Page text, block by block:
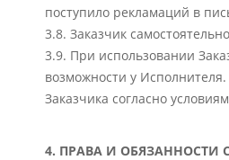
поступило рекламаций в
3.8. Заказчик
3.9. При использовании
возможности у
Заказчика согласно
4. ПРАВА И ОБЯЗАННОСТИ